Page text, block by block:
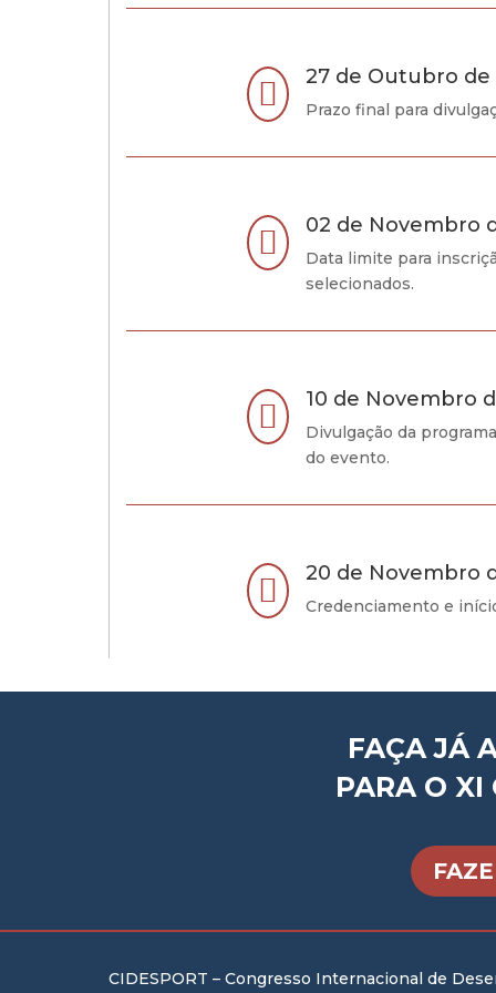
 27 de Outubro de
Prazo final para
 02 de Novembro
Data limite para
selecionados.
 10 de Novembro
Divulgação da
do evento.
 20 de Novembro
Credenciamento e
FAÇA JÁ
PARA O XI
CIDESPORT – Congresso Internacional de